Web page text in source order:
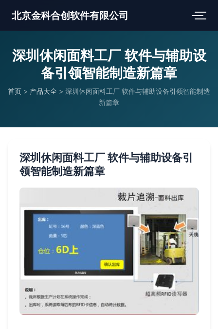
北京金科合创软件有限公司
深圳休闲面料工厂 软件与辅助设
备引领智能制造新篇章
首页 > 产品大全 > 深圳休闲面料工厂 软件与辅助设备引领智能制造
新篇章
深圳休闲面料工厂 软件与辅助设备引
领智能制造新篇章